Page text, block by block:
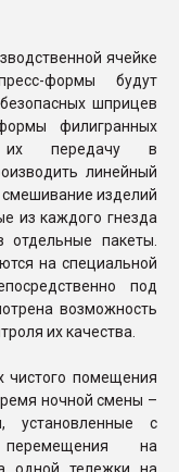
ячейке
формы будут
шприцев
филигранных
передачу в
линейный
смешивание изделий
из каждого гнезда
отдельные пакеты.
на специальной
под
возможность
их качества.
чистого помещения
ночной смены –
установленные с
перемещения на
одной тележки на